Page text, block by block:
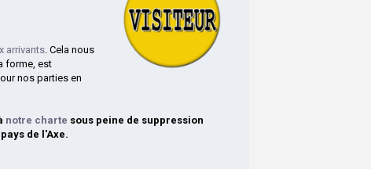
arrivants . Cela nous
forme, est
nos parties en
notre charte sous peine de suppression
de l'Axe.